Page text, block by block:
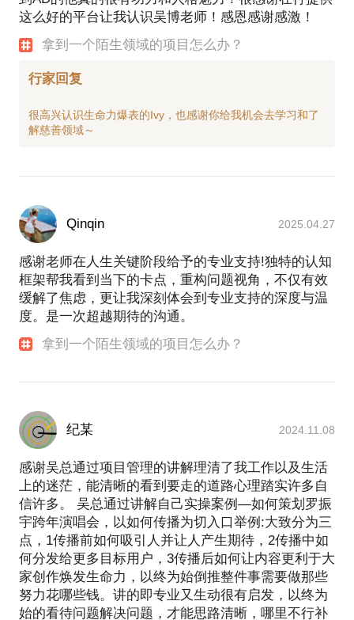
指路 优人一步）、“创业者都有病”线下问诊快闪店等
市场活动。这些项目帮助企业赢得了用户口碑，以较
低的媒介成本换来用户爆发式增长。
项目塑造了我的个人品牌，我也将这么多年来在项目
者身份，我牵头撰写了《项目管理训练营》这门课
程，对项目管理的实践经验进行了结构化梳理和沉
这么好的平台让我认识吴博老师！感恩感谢感激！
拿到一个陌生领域的项目怎么办？
行家回复
很高兴认识生命力爆表的Ivy，也感谢你给我机会去学习和了
Qinqin 2025.04.27
感谢老师在人生关键阶段给予的专业支持!独特的认知
框架帮我看到当下的卡点，重构问题视角，不仅有效
缓解了焦虑，更让我深刻体会到专业支持的深度与温
度。是一次超越期待的沟通。
拿到一个陌生领域的项目怎么办？
纪某 2024.11.08
感谢吴总通过项目管理的讲解理清了我工作以及生活
上的迷茫，能清晰的看到要走的道路心理踏实许多自
信许多。 吴总通过讲解自己实操案例—如何策划罗振
宇跨年演唱会，以如何传播为切入口举例:大致分为三
点，1传播前如何吸引人并让人产生期待，2传播中如
何分发给更多目标用户，3传播后如何让内容更利于大
家创作焕发生命力，以终为始倒推整件事需要做那些
努力花哪些钱。讲的即专业又生动很有启发，以终为
始的看待问题解决问题，才能思路清晰，哪里不行补